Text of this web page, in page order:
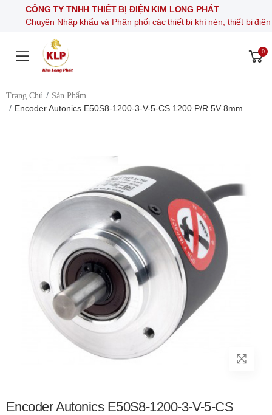
CÔNG TY TNHH THIẾT BỊ ĐIỆN KIM LONG PHÁT
Chuyên Nhập khẩu và Phân phối các thiết bị khí nén, thiết bị điện tự
Toggle mobile menu
0
Trang Chủ Sản Phẩm
Encoder Autonics E50S8-1200-3-V-5-CS 1200 P/R 5V 8mm
Encoder Autonics E50S8-1200-3-V-5-CS